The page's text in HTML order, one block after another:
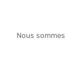
Nous